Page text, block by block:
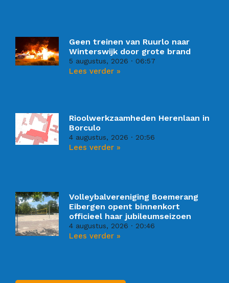
Geen treinen van Ruurlo naar
Winterswijk door grote brand
5 augustus, 2026 06:57
Lees verder »
Rioolwerkzaamheden Herenlaan in
Borculo
4 augustus, 2026 20:56
Lees verder »
Volleybalvereniging Boemerang
Eibergen opent binnenkort
officieel haar jubileumseizoen
4 augustus, 2026 20:46
Lees verder »